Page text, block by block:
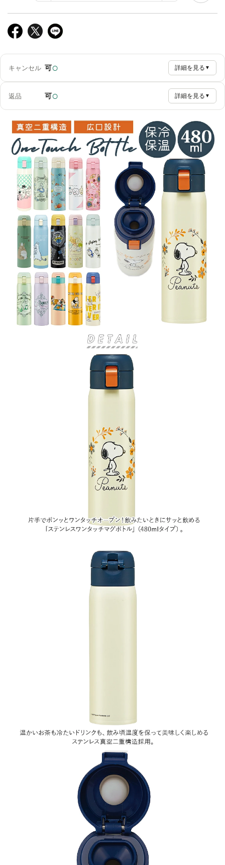
キャンセル 可○ 詳細を見る ▼
返品 可○ 詳細を見る ▼